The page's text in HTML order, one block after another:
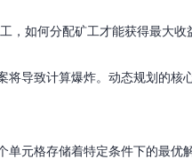
，如何分配矿工才能获得最大
将导致计算爆炸。动态规划的核
元格存储着特定条件下的最优解